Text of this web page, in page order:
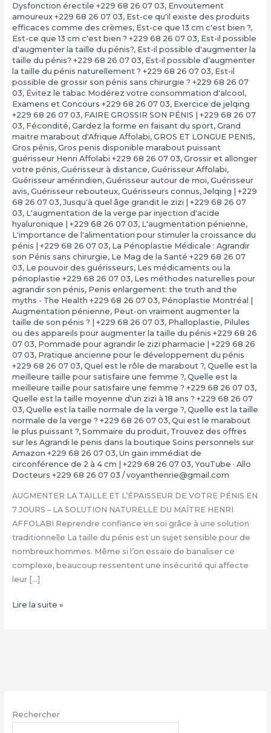
Dysfonction érectile +229 68 26 07 03, Envoutement
amoureux +229 68 26 07 03, Est-ce qu'il existe des produits
efficaces comme des crèmes, Est-ce que 13 cm c'est bien ?,
Est-ce que 13 cm c'est bien ? +229 68 26 07 03, Est-il possible
d'augmenter la taille du pénis?, Est-il possible d'augmenter la
taille du pénis? +229 68 26 07 03, Est-il possible d’augmenter
la taille du pénis naturellement ? +229 68 26 07 03, Est-il
possible de grossir son pénis sans chirurgie ? +229 68 26 07
03, Évitez le tabac Modérez votre consommation d'alcool ,
Examens et Concours +229 68 26 07 03, Exercice de jelqing
+229 68 26 07 03, FAIRE GROSSIR SON PÉNIS | +229 68 26 07
03, Fécondité, Gardez la forme en faisant du sport, Grand
maitre marabout d'Afrique Affolabi, GROS ET LONGUE PENIS,
Gros pénis, Gros penis disponible marabout puissant
guérisseur Henri Affolabi +229 68 26 07 03, Grossir et allonger
votre pénis, Guérisseur à distance, Guérisseur Affolabi,
Guérisseur amérindien, Guérisseur autour de moi, Guérisseur
avis, Guérisseur rebouteux, Guérisseurs connus, Jelqing | +229
68 26 07 03, Jusqu'à quel âge grandit le zizi | +229 68 26 07
03, L'augmentation de la verge par injection d'acide
hyaluronique | +229 68 26 07 03, L'augmentation pénienne,
L'importance de l'alimentation pour stimuler la croissance du
pénis | +229 68 26 07 03, La Pénoplastie Médicale : Agrandir
son Pénis sans chirurgie, Le Mag de la Santé +229 68 26 07
03, Le pouvoir des guérisseurs, Les médicaments ou la
pénoplastie +229 68 26 07 03, Les méthodes naturelles pour
agrandir son pénis, Penis enlargement: the truth and the
myths - The Health +229 68 26 07 03, Pénoplastie Montréal |
Augmentation pénienne, Peut-on vraiment augmenter la
taille de son pénis ? | +229 68 26 07 03, Phalloplastie, Pilules
ou des appareils pour augmenter la taille du pénis +229 68 26
07 03, Pommade pour agrandir le zizi pharmacie | +229 68 26
07 03, Pratique ancienne pour le développement du pénis
+229 68 26 07 03, Quel est le rôle de marabout ?, Quelle est la
meilleure taille pour satisfaire une femme ?, Quelle est la
meilleure taille pour satisfaire une femme ? +229 68 26 07 03,
Quelle est la taille moyenne d'un zizi à 18 ans ? +229 68 26 07
03, Quelle est la taille normale de la verge ?, Quelle est la taille
normale de la verge ? +229 68 26 07 03, Qui est le marabout
le plus puissant ?, Sommaire du produit, Trouvez des offres
sur les Agrandi le penis dans la boutique Soins personnels sur
Amazon +229 68 26 07 03, Un gain immédiat de
circonférence de 2 à 4 cm | +229 68 26 07 03, YouTube · Allo
Docteurs +229 68 26 07 03 /voyanthenrie@gmail.com
AUGMENTER LA TAILLE ET L’ÉPAISSEUR DE VOTRE PÉNIS EN
7 JOURS – LA SOLUTION NATURELLE DU MAÎTRE HENRI
AFFOLABI Reprendre confiance en soi grâce à une solution
traditionnelle La taille du pénis est un sujet sensible pour de
nombreux hommes. Même si l’on essaie de banaliser ce
complexe, beaucoup ressentent une insécurité qui affecte
leur […]
COMMENT
68
Lire la suite »
Rechercher